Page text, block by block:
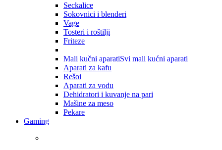
Seckalice
Sokovnici i blenderi
Vage
Tosteri i roštilji
Friteze
Mali kučni aparatiSvi mali kućni aparati
Aparati za kafu
Rešoi
Aparati za vodu
Dehidratori i kuvanje na pari
Mašine za meso
Pekare
Gaming